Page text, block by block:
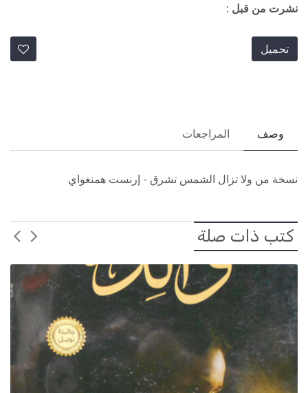
نشرت من قبل :
تحميل
وصف المراجعات
نسخة من ولا تزال الشمس تشرق - إرنست همنغواي
كتب ذات صلة